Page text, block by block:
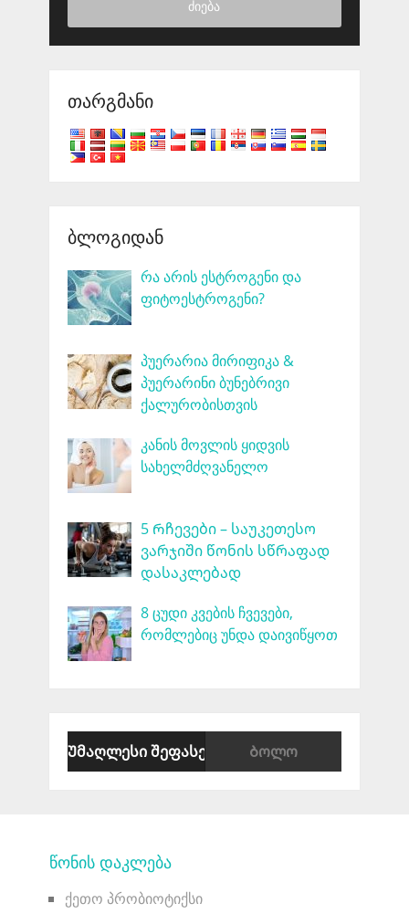
ძიება
ᲗᲐᲠᲒᲛᲐᲜᲘ
ᲑᲚᲝᲒᲘᲓᲐᲜ
რა არის ესტროგენი და
ფიტოესტროგენი?
პუერარია მირიფიკა &
პუერარინი ბუნებრივი
ქალურობისთვის
კანის მოვლის ყიდვის
სახელმძღვანელო
5 Რჩევები – საუკეთესო
ვარჯიში წონის სწრაფად
დასაკლებად
8 ცუდი კვების ჩვევები,
რომლებიც უნდა დაივიწყოთ
Უმაღლესი შეფასების Ბოლო
ᲬᲝᲜᲘᲡ ᲓᲐᲙᲚᲔᲑᲐ
ქეთო პრობიოტიქსი